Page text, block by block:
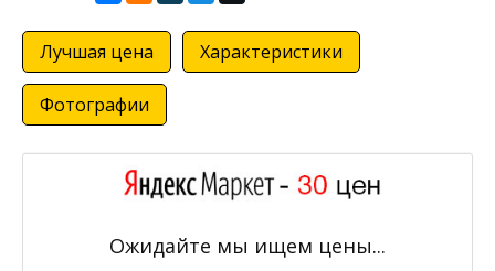
Лучшая цена Характеристики
Фотографии
Ожидайте мы ищем цены...